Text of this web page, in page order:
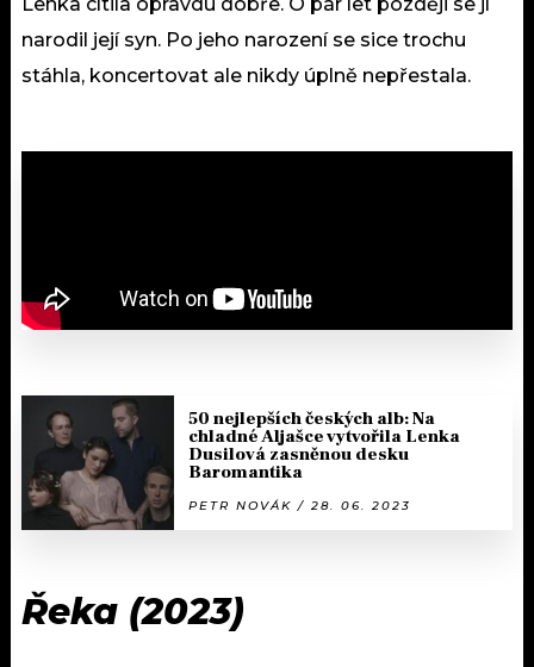
narodil její syn. Po jeho narození se sice trochu
stáhla, koncertovat ale nikdy úplně nepřestala.
50 nejlepších českých alb: Na
chladné Aljašce vytvořila Lenka
Dusilová zasněnou desku
Baromantika
PETR NOVÁK / 28. 06. 2023
Řeka (2023)